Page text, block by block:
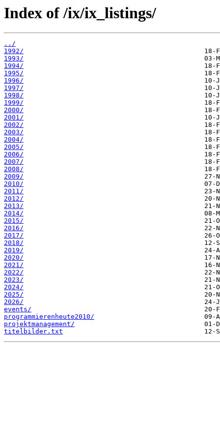
Index of /ix/ix_listings/
../
1992/
1993/
1994/
1995/
1996/
1997/
1998/
1999/
2000/
2001/
2002/
2003/
2004/
2005/
2006/
2007/
2008/
2009/
2010/
2011/
2012/
2013/
2014/
2015/
2016/
2017/
2018/
2019/
2020/
2021/
2022/
2023/
2024/
2025/
2026/
events/
programmierenheute2010/
projektmanagement/
titelbilder.txt